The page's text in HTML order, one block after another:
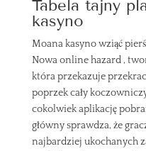
Tabela tajny
kasyno
Moana kasyno wziąć
Nowa online hazard ,
która przekazuje
poprzek cały
cokolwiek aplikację
główny sprawdza, że
najbardziej ukochanych